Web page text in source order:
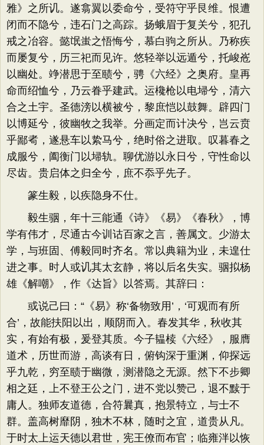
雅》之所讥。遂翕翼以委命兮，受符守乎艮维。恨遭
闭而不隐兮，违石门之高踪。扬蛾眉于复关兮，犯孔
戒之冶容。懿氓蚩之悟悔兮，慕白驹之所从。乃称疾
而屡复兮，历三祀而见许。悠轻举以远遁兮，托峻峞
以幽处。竫潜思于至赜兮，骋《六经》之奥府。皇再
命而绍恤兮，乃云眷乎建武。运欃枪以电埽兮，清六
合之土宇。圣德滂以横被兮，黎庶恺以鼓舞。辟四门
以博延兮，彼幽牧之我举。分画定而计决兮，岂云贲
乎鄙耇，遂悬车以絷马兮，绝时俗之进取。叹暮春之
成服兮，阖衡门以埽轨。聊优游以永日兮，守性命以
尽齿。贵启体之归全兮，庶不忝乎先子。
篆生毅，以疾隐身不仕。
毅生骃，年十三能通《诗》《易》《春秋》，博
学有伟才，尽通古今训诂百家之言，善属文。少游太
学，与班固、傅毅同时齐名。常以典籍为业，未遑仕
进之事。时人或讥其太玄静，将以后名失实。骃拟杨
雄《解嘲》，作《达旨》以答焉。其辞曰：
或说己曰：“《易》称‘备物致用’，‘可观而有所
合’，故能扶阳以出，顺阴而入。春发其华，秋收其
实，有始有极，爰登其质。今子韫椟《六经》，服膺
道术，历世而游，高谈有日，俯钩深于重渊，仰探远
乎九乾，穷至赜于幽微，测潜隐之无源。然下不步卿
相之廷，上不登王公之门，进不党以赞己，退不黩于
庸人。独师友道德，合符曩真，抱景特立，与士不
群。盖高树靡阴，独木不林，随时之宜，道贵从凡。
于时太上运天德以君世，宪王僚而布官；临雍泮以恢